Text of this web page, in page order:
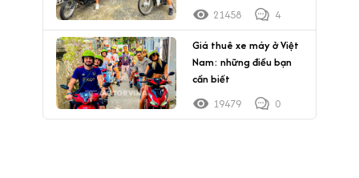
21458
4
Giá thuê xe máy ở Việt
Nam: những điều bạn
cần biết
19479
0